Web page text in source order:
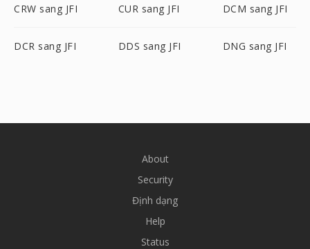
CRW sang JFI CUR sang JFI DCM sang JFI
DCR sang JFI DDS sang JFI DNG sang JFI
About
Security
Định dạng
Help
Status